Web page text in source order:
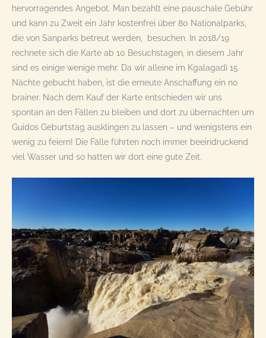
hervorragendes Angebot. Man bezahlt eine pauschale Gebühr
und kann zu Zweit ein Jahr kostenfrei über 80 Nationalparks,
die von Sanparks betreut werden, besuchen. In 2018/19
rechnete sich die Karte ab 10 Besuchstagen, in diesem Jahr
sind es einige wenige mehr. Da wir alleine im Kgalagadi 15
Nächte gebucht haben, ist die erneute Anschaffung ein no
brainer. Nach dem Kauf der Karte entschieden wir uns
spontan an den Fällen zu bleiben und dort zu übernachten um
Guidos Geburtstag ausklingen zu lassen – und wenigstens ein
wenig zu feiern! Die Fälle führten noch immer beeindruckend
viel Wasser und so hatten wir dort eine gute Zeit.